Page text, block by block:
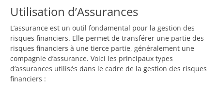
Utilisation d’Assurances
L’assurance est un outil fondamental pour la gestion des
risques financiers. Elle permet de transférer une partie des
risques financiers à une tierce partie, généralement une
compagnie d’assurance. Voici les principaux types
d’assurances utilisés dans le cadre de la gestion des risques
financiers :